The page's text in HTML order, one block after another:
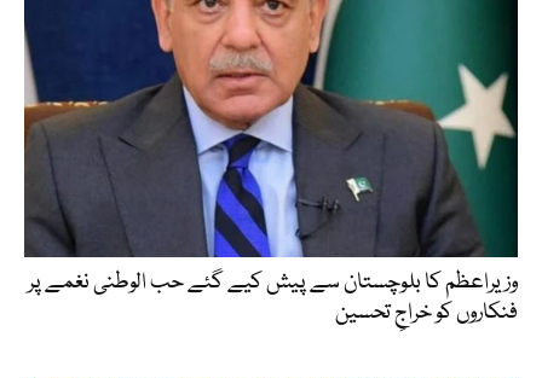
وزیراعظم کا بلوچستان سے پیش کیے گئے حب الوطنی نغمے پر
فنکاروں کو خراجِ تحسین